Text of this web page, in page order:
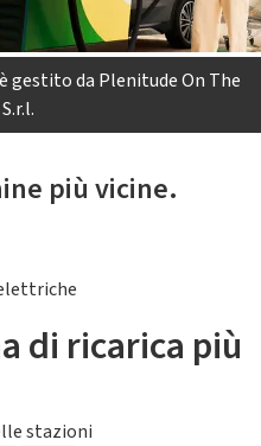
da Plenitude On The
più vicine.
di ricarica più
stazioni